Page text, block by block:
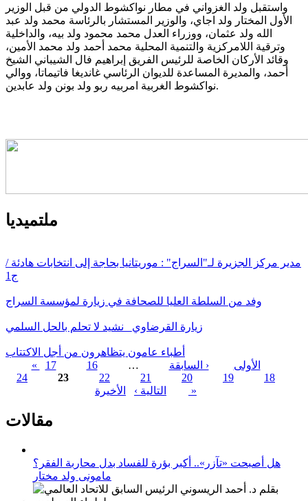
واستقبل ولد الغزواني في مطار نواكشوط الدولي من قبل الوزير
الأول المختار ولد اجاي، والوزير المستشار بالرئاسة محمد ولد عبد
الله ولد عثمان، ووزراء العدل محمد محمود ولد بيه، والداخلية
وترقية اللامركزية والتنمية المحلية محمد أحمد ولد محمد الأمين،
وقائد الأركان الخاصة للرئيس الفريق إبراهيم فال الشيباني الشيخ
أحمد، والمديرة المساعدة للديوان الرئاسي غانديغا فاتيماتا، ووالي
نواكشوط الغربية امربيه ربو ولد بونن ولد عابدين.
ملتميديا
مدير مركز الجزيرة لـ"السراج" : موريتانيا بحاجة إلى انتخابات هادئة /
ج1
وفد من السلطة العليا للصحافة في زيارة لمؤسسة السراج
زيارة القرضاوي_ نشيد لا تحلم بالحل السلمي
أطباء عامون يتظاهرون من أجل الاكتتاب
الصفحات
« الأولى ‹ السابقة …
16
17
18
19
20
21
22
23
24
التالية ›
الأخيرة »
مقالات
هل أصبحت «تآزر».. أكبر بؤرة للفساد بدل محاربة الفقر؟
مامونى ولد مختار